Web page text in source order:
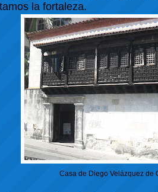
la fortaleza.
Casa de Diego Velázquez de